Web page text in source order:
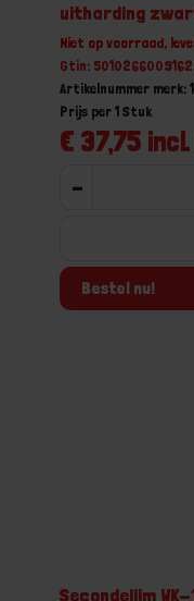
uitharding
Niet op voorraad,
Gtin:
Artikelnummer merk:
€ 37,75 incl.
Prijs per 1 Stuk
-
Bestel nu!
Secondelijm